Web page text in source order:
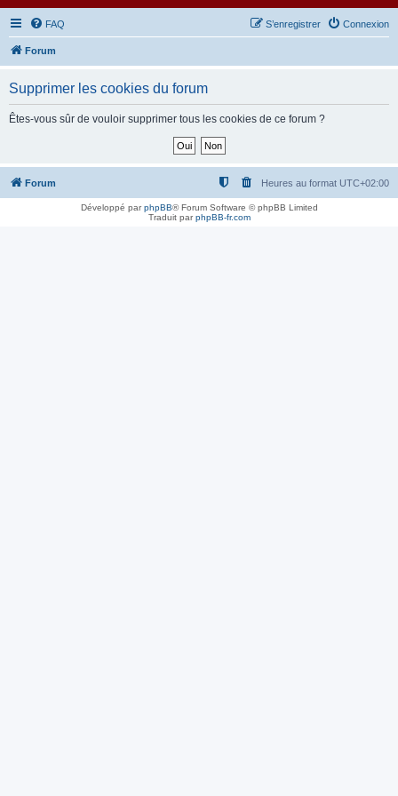
FAQ Connexion
S’enregistrer
Forum
Supprimer les cookies du forum
Êtes-vous sûr de vouloir supprimer tous les cookies de ce forum ?
Forum Heures au format UTC+02:00
Développé parphpBB® Forum Software © phpBB Limited
Traduit parphpBB-fr.com